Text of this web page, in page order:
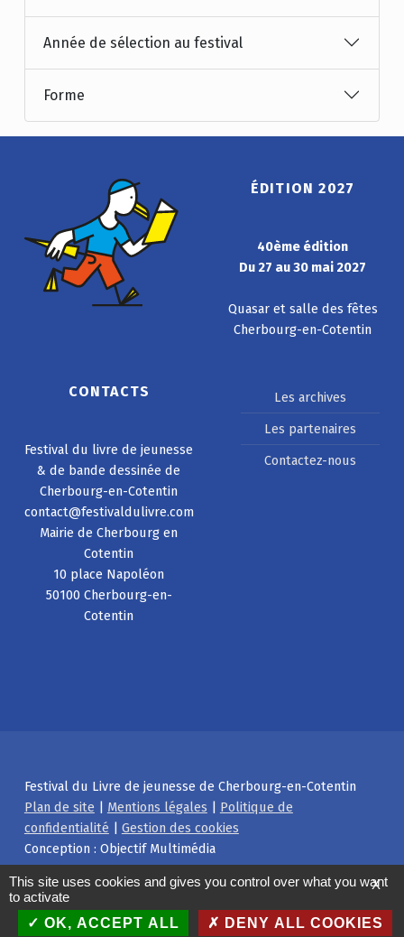
Année de sélection au festival
Forme
ÉDITION 2027
40ème édition
Du 27 au 30 mai 2027
Quasar et salle des fêtes
Cherbourg-en-Cotentin
CONTACTS
Festival du livre de jeunesse
& de bande dessinée de
Cherbourg-en-Cotentin
contact@festivaldulivre.com
Mairie de Cherbourg en
Cotentin
10 place Napoléon
50100 Cherbourg-en-
Cotentin
Les archives
Les partenaires
Contactez-nous
Festival du Livre de jeunesse de Cherbourg-en-Cotentin
Plan de site | Mentions légales | Politique de
confidentialité | Gestion des cookies
Conception : Objectif Multimédia
Facebook
Instagram
Back to top ↑ X
This site uses cookies and gives you control over what you want
to activate
OK, ACCEPT ALL
DENY ALL COOKIES